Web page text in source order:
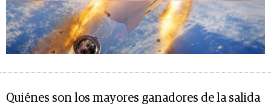
Quiénes son los mayores ganadores de la salida